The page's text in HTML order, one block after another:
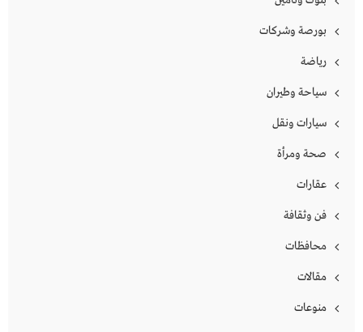
بورصة وشركات
رياضة
سياحة وطيران
سيارات ونقل
صحة ومرأة
عقارات
فن وثقافة
محافظات
مقالات
منوعات